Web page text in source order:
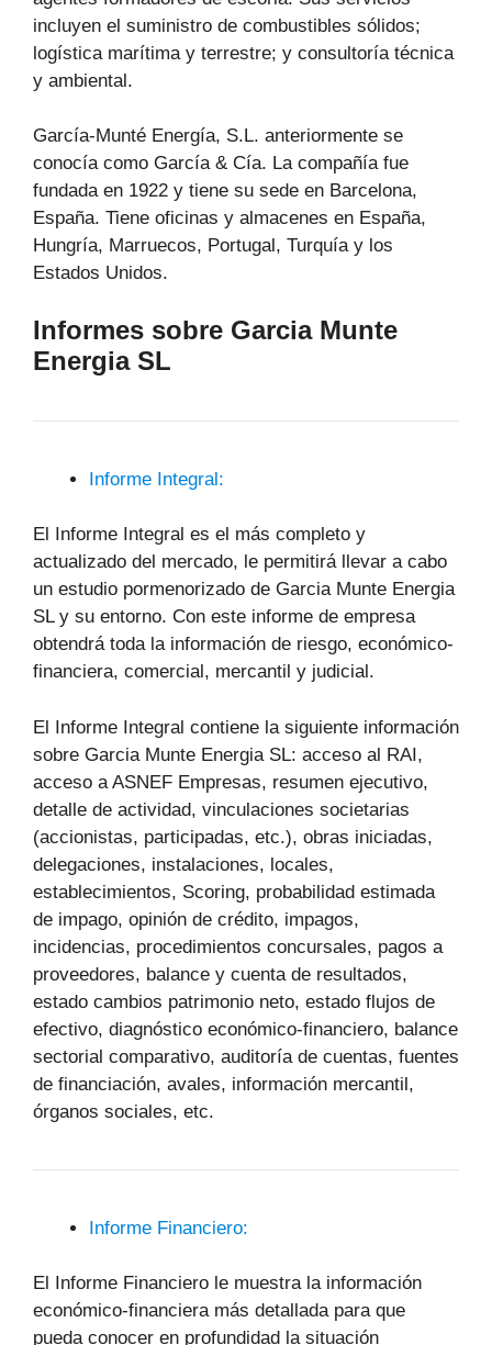
incluyen el suministro de combustibles sólidos;
logística marítima y terrestre; y consultoría técnica
y ambiental.
García-Munté Energía, S.L. anteriormente se
conocía como García & Cía. La compañía fue
fundada en 1922 y tiene su sede en Barcelona,
España. Tiene oficinas y almacenes en España,
Hungría, Marruecos, Portugal, Turquía y los
Estados Unidos.
Informes sobre Garcia Munte
Energia SL
Informe Integral:
El Informe Integral es el más completo y
actualizado del mercado, le permitirá llevar a cabo
un estudio pormenorizado de Garcia Munte Energia
SL y su entorno. Con este informe de empresa
obtendrá toda la información de riesgo, económico-
financiera, comercial, mercantil y judicial.
El Informe Integral contiene la siguiente información
sobre Garcia Munte Energia SL: acceso al RAI,
acceso a ASNEF Empresas, resumen ejecutivo,
detalle de actividad, vinculaciones societarias
(accionistas, participadas, etc.), obras iniciadas,
delegaciones, instalaciones, locales,
establecimientos, Scoring, probabilidad estimada
de impago, opinión de crédito, impagos,
incidencias, procedimientos concursales, pagos a
proveedores, balance y cuenta de resultados,
estado cambios patrimonio neto, estado flujos de
efectivo, diagnóstico económico-financiero, balance
sectorial comparativo, auditoría de cuentas, fuentes
de financiación, avales, información mercantil,
órganos sociales, etc.
Informe Financiero:
El Informe Financiero le muestra la información
económico-financiera más detallada para que
pueda conocer en profundidad la situación